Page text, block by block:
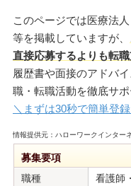
このページでは医療法
等を掲載していますが、
直接応募するよりも転
履歴書や面接のアドバ
職・転職活動を徹底サポ
＼まずは30秒で簡単登
情報提供元：ハローワークインター
募集要項
職種
看護師